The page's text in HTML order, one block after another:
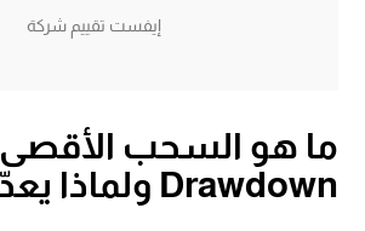
إيفست تقييم شركة
ما هو السحب الأقصى
Drawdown ولماذا يعدّ مهمًا؟